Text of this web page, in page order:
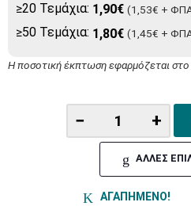
≥20 Τεμάχια: 1,90€ (1,53€ +
≥50 Τεμάχια: 1,80€ (1,45€ +
Η ποσοτική έκπτωση εφαρμόζεται στο
− +
ΑΛΛΕΣ
ΑΓΑΠΗΜΕΝΟ!